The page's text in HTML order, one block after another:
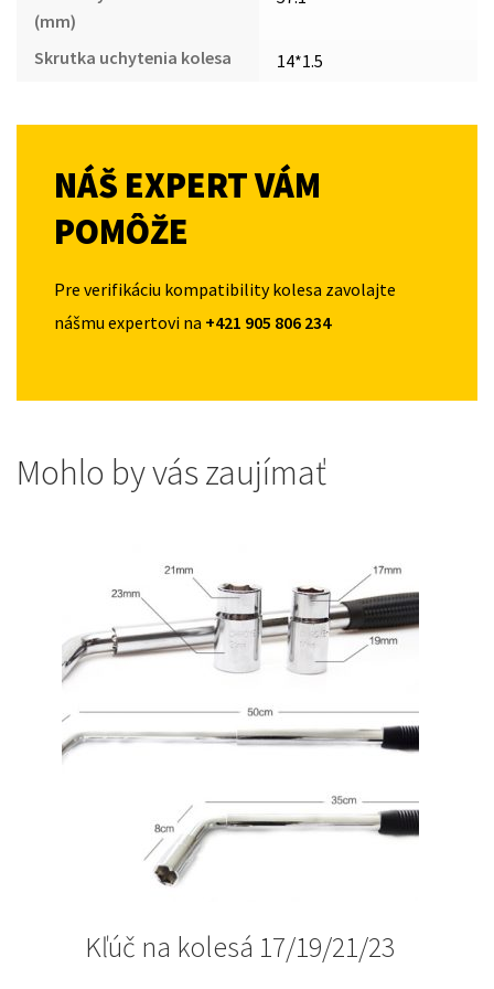
(mm)
Skrutka uchytenia kolesa 14*1.5
NÁŠ EXPERT VÁM
POMÔŽE
Pre verifikáciu kompatibility kolesa zavolajte
nášmu expertovi na +421 905 806 234
Mohlo by vás zaujímať
Kľúč na kolesá 17/19/21/23